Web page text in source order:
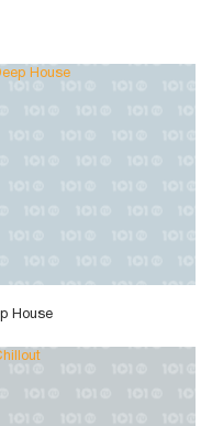
House